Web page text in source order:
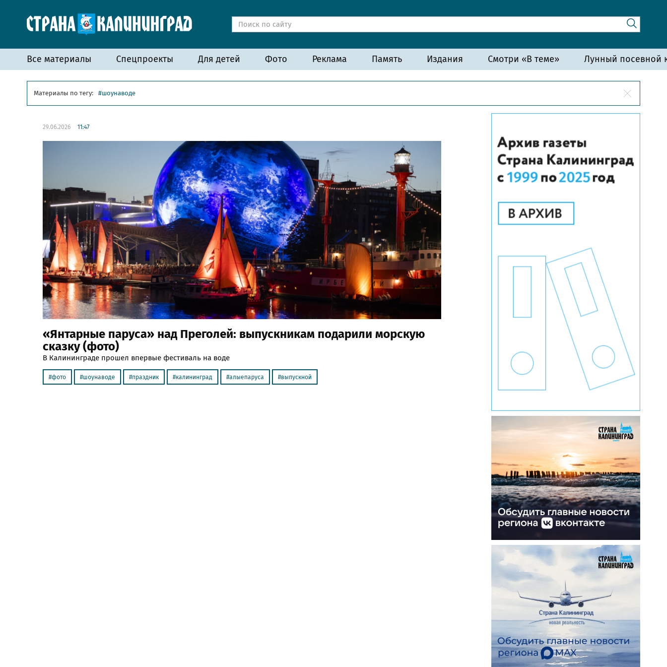
Все материалы Спецпроекты Для детей Фото Реклама Память Издания Смотри «В теме» Лунный посевной
Материалы по тегу: шоунаводе
29.06.2026 11:47
«Янтарные паруса» над Преголей: выпускникам подарили морскую
сказку (фото)
В Калининграде прошел впервые фестиваль на воде
фото шоунаводе праздник калининград алыепаруса выпускной